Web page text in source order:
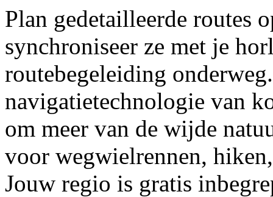
Plan gedetailleerde routes
synchroniseer ze met je
routebegeleiding
navigatietechnologie van
om meer van de wijde
voor wegwielrennen,
Jouw regio is gratis